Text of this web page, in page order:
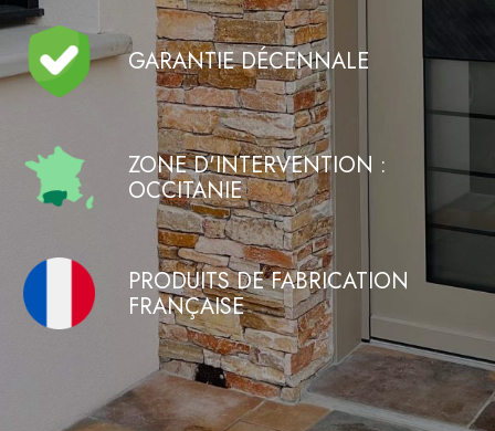
GARANTIE DÉCENNALE
ZONE D'INTERVENTION :
OCCITANIE
PRODUITS DE FABRICATION
FRANÇAISE